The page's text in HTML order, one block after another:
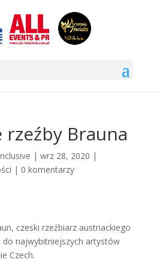
rzeźby Brauna
| wrz 28, 2020 |
| 0 komentarzy
czeski rzeźbiarz austriackiego
do najwybitniejszych artystów
Czech.